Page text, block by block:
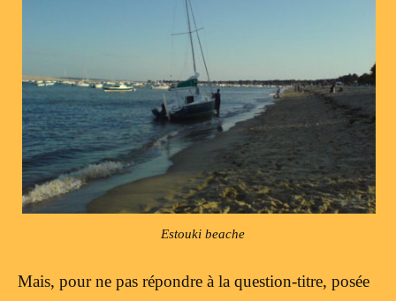
Estouki beache
Mais, pour ne pas répondre à la question-titre, posée